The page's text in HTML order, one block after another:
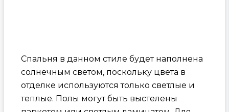
Спальня в данном стиле будет наполнена
солнечным светом, поскольку цвета в
отделке используются только светлые и
теплые. Полы могут быть выстелены